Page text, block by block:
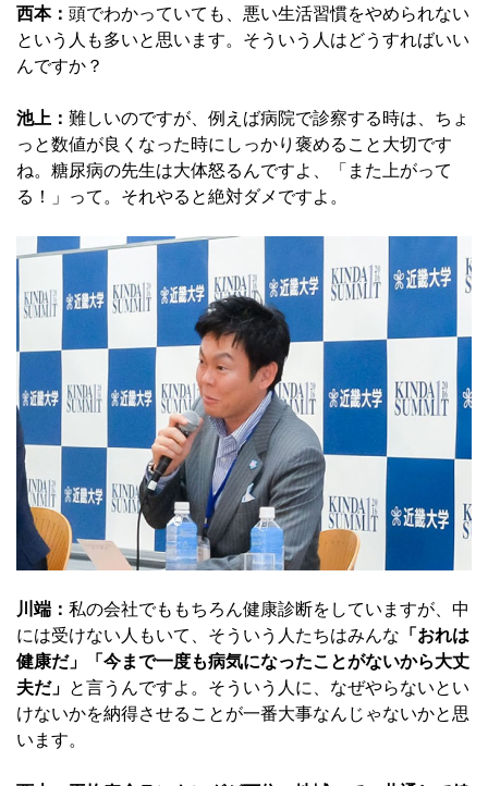
西本： 頭でわかっていても、悪い生活習慣をやめられない
という人も多いと思います。そういう人はどうすればいい
んですか？
池上： 難しいのですが、例えば病院で診察する時は、ちょ
っと数値が良くなった時にしっかり褒めること大切です
ね。糖尿病の先生は大体怒るんですよ、「また上がって
る！」って。それやると絶対ダメですよ。
川端： 私の会社でももちろん健康診断をしていますが、中
には受けない人もいて、そういう人たちはみんな 「おれは
健康だ」「今まで一度も病気になったことがないから大丈
夫だ」 と言うんですよ。そういう人に、なぜやらないとい
けないかを納得させることが一番大事なんじゃないかと思
います。